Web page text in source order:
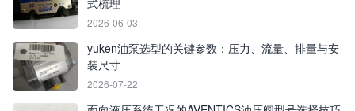
2026-06-03
yuken油泵选型的关键参数：压力、流量、排量与安
装尺寸
2026-07-22